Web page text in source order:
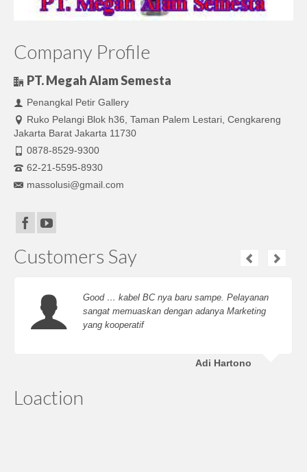
Company Profile
PT. Megah Alam Semesta
Penangkal Petir Gallery
Ruko Pelangi Blok h36, Taman Palem Lestari, Cengkareng
Jakarta Barat Jakarta 11730
0878-8529-9300
62-21-5595-8930
massolusi@gmail.com
Customers Say
Good … kabel BC nya baru sampe. Pelayanan
sangat memuaskan dengan adanya Marketing
yang kooperatif
Adi Hartono
Loaction